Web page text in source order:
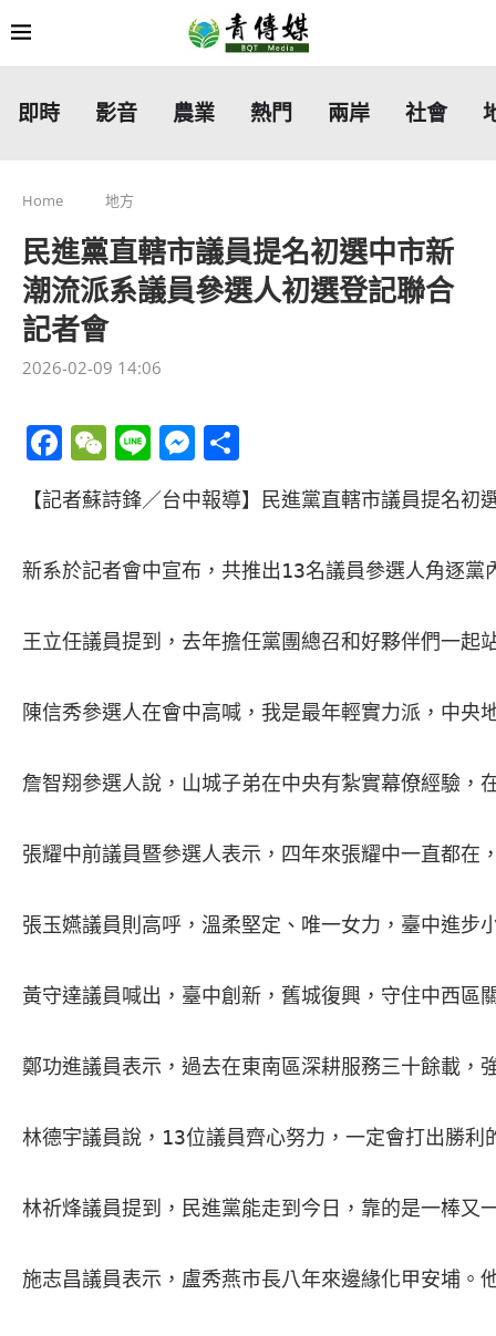
即時 影音 農業 熱門 兩岸 社會
Home 地方
民進黨直轄市議員提名初選中市新
潮流派系議員參選人初選登記聯合
記者會
2026-02-09 14:06
Facebook
WeChat
LineMessenger
享
【記者蘇詩鋒／台中報導】民進黨直轄市議員提名
新系於記者會中宣布，共推出13名議員參選人角逐
王立任議員提到，去年擔任黨團總召和好夥伴們一
陳信秀參選人在會中高喊，我是最年輕實力派，中
詹智翔參選人說，山城子弟在中央有紮實幕僚經驗，
張耀中前議員暨參選人表示，四年來張耀中一直都
張玉嬿議員則高呼，溫柔堅定、唯一女力，臺中進步
黃守達議員喊出，臺中創新，舊城復興，守住中西區
鄭功進議員表示，過去在東南區深耕服務三十餘載，
林德宇議員說，13位議員齊心努力，一定會打出勝
林祈烽議員提到，民進黨能走到今日，靠的是一棒
施志昌議員表示，盧秀燕市長八年來邊緣化甲安埔。